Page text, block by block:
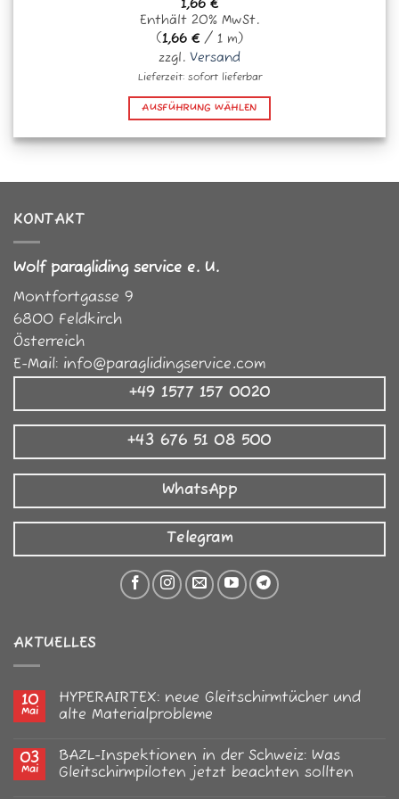
1,66 €
Enthält 20% MwSt.
(1,66 €/ 1 m)
zzgl. Versand
Lieferzeit: sofort lieferbar
AUSFÜHRUNG WÄHLEN
Produkt
mehrere
Optionen
gewählt
werden
KONTAKT
Wolf paragliding service e. U.
Montfortgasse 9
6800 Feldkirch
Österreich
E-Mail: info@paraglidingservice.com
+49 1577 157 0020
+43 676 51 08 500
WhatsApp
Telegram
AKTUELLES
10
Mai
HYPERAIRTEX: neue Gleitschirmtücher und
alte Materialprobleme
zu
HYPERAIRTEX:
neue
03
Mai
BAZL-Inspektionen in der Schweiz: Was
Gleitschirmpiloten jetzt beachten sollten